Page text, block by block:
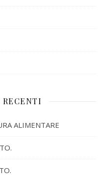
ALIMENTARE